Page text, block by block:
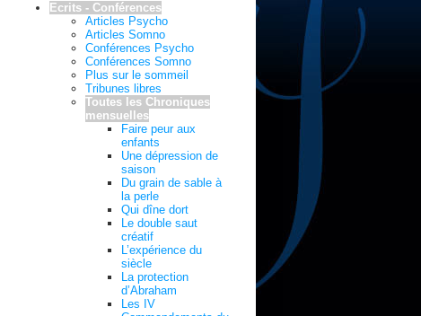
Ecrits - Conférences
Articles Psycho
Articles Somno
Conférences Psycho
Conférences Somno
Plus sur le sommeil
Tribunes libres
Toutes les Chroniques
mensuelles
Faire peur aux
enfants
Une dépression de
saison
Du grain de sable à
la perle
Qui dîne dort
Le double saut
créatif
L’expérience du
siècle
La protection
d’Abraham
Les IV